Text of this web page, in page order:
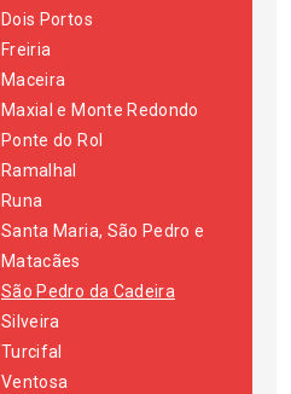
Dois Portos
Freiria
Maceira
Maxial e Monte Redondo
Ponte do Rol
Ramalhal
Runa
Santa Maria, São Pedro e
Matacães
São Pedro da Cadeira
Silveira
Turcifal
Ventosa